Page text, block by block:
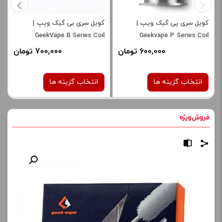
کویل سری پی گیک ویپ |
Geekvape P Series Coil
600,000 تومان
انتخاب گزینه ها
نوع کویل :
0.4 اهم
نمایش قیمت ، گزینه های
محصول را از کادر بالا انتخاب
کویل سری بی گیک ویپ |
GeekVape B Series Coil
700,000 تومان
انتخاب گزینه ها
برای فعال شدن سبد خرید و
نمایش قیمت ، گزینه های